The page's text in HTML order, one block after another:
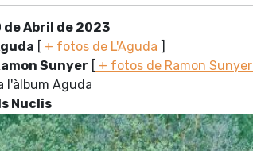
de Abril de 2023
[ + fotos de L'Aguda ]
Sunyer [ + fotos de Ramon Sunyer
l'àlbum Aguda
Nuclis